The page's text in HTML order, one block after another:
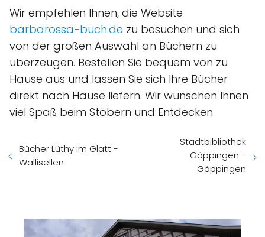
Wir empfehlen Ihnen, die Website
barbarossa-buch.de zu besuchen und sich
von der großen Auswahl an Büchern zu
überzeugen. Bestellen Sie bequem von zu
Hause aus und lassen Sie sich Ihre Bücher
direkt nach Hause liefern. Wir wünschen Ihnen
viel Spaß beim Stöbern und Entdecken
Bücher Lüthy im Glatt -
Wallisellen
Stadtbibliothek
Göppingen -
Göppingen